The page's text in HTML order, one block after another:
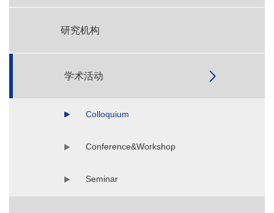
研究机构
学术活动
Colloquium
Conference&Workshop
Seminar